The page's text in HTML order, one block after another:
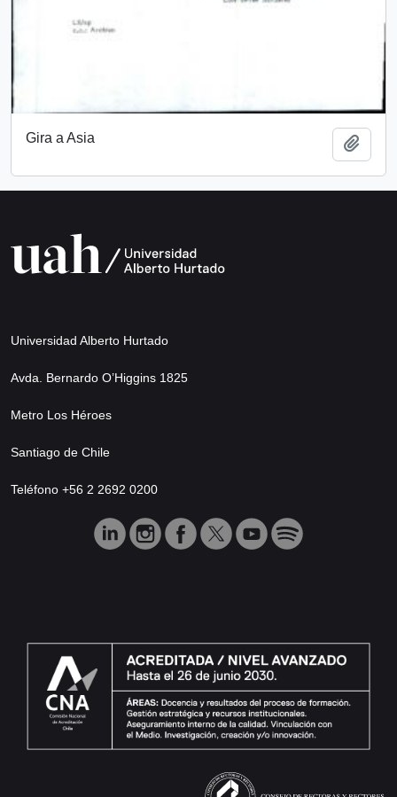
Gira a Asia
Universidad Alberto Hurtado
Avda. Bernardo O’Higgins 1825
Metro Los Héroes
Santiago de Chile
Teléfono +56 2 2692 0200